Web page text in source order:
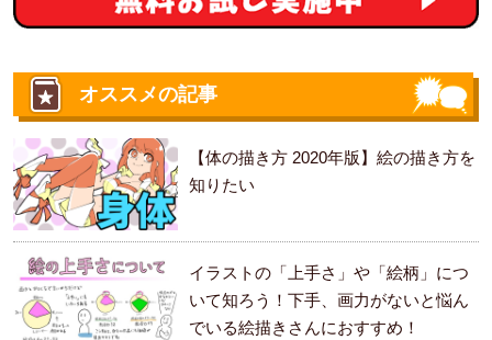
オススメの記事
【体の描き方 2020年版】絵の描き方を
知りたい
イラストの「上手さ」や「絵柄」につ
いて知ろう！下手、画力がないと悩ん
でいる絵描きさんにおすすめ！